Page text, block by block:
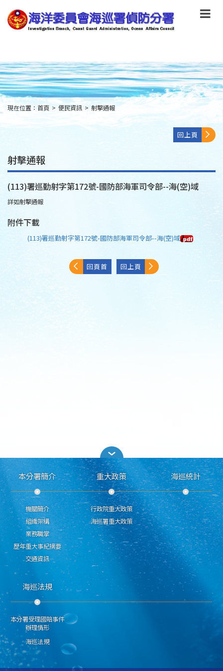
到
主
要
to
main
content
:::
現在位置： 首頁 > 便民資訊 > 射擊通報
回上頁
射擊通報
(113)署巡勤射字第172號-國防部海軍司令部--海(空)域
詳如射擊通報
附件下載
(113)署巡勤射字第172號-國防部海軍司令部--海(空)域
回頁首 回上頁
本分署簡介
機關簡介
組織架構
業務職掌
歷年重大事紀摘要
交通資訊
重大政策
行政院重大政策
海巡署重大政策
海巡統計
海巡法規
本分署受理國賠事件
辦理情形
海巡法規